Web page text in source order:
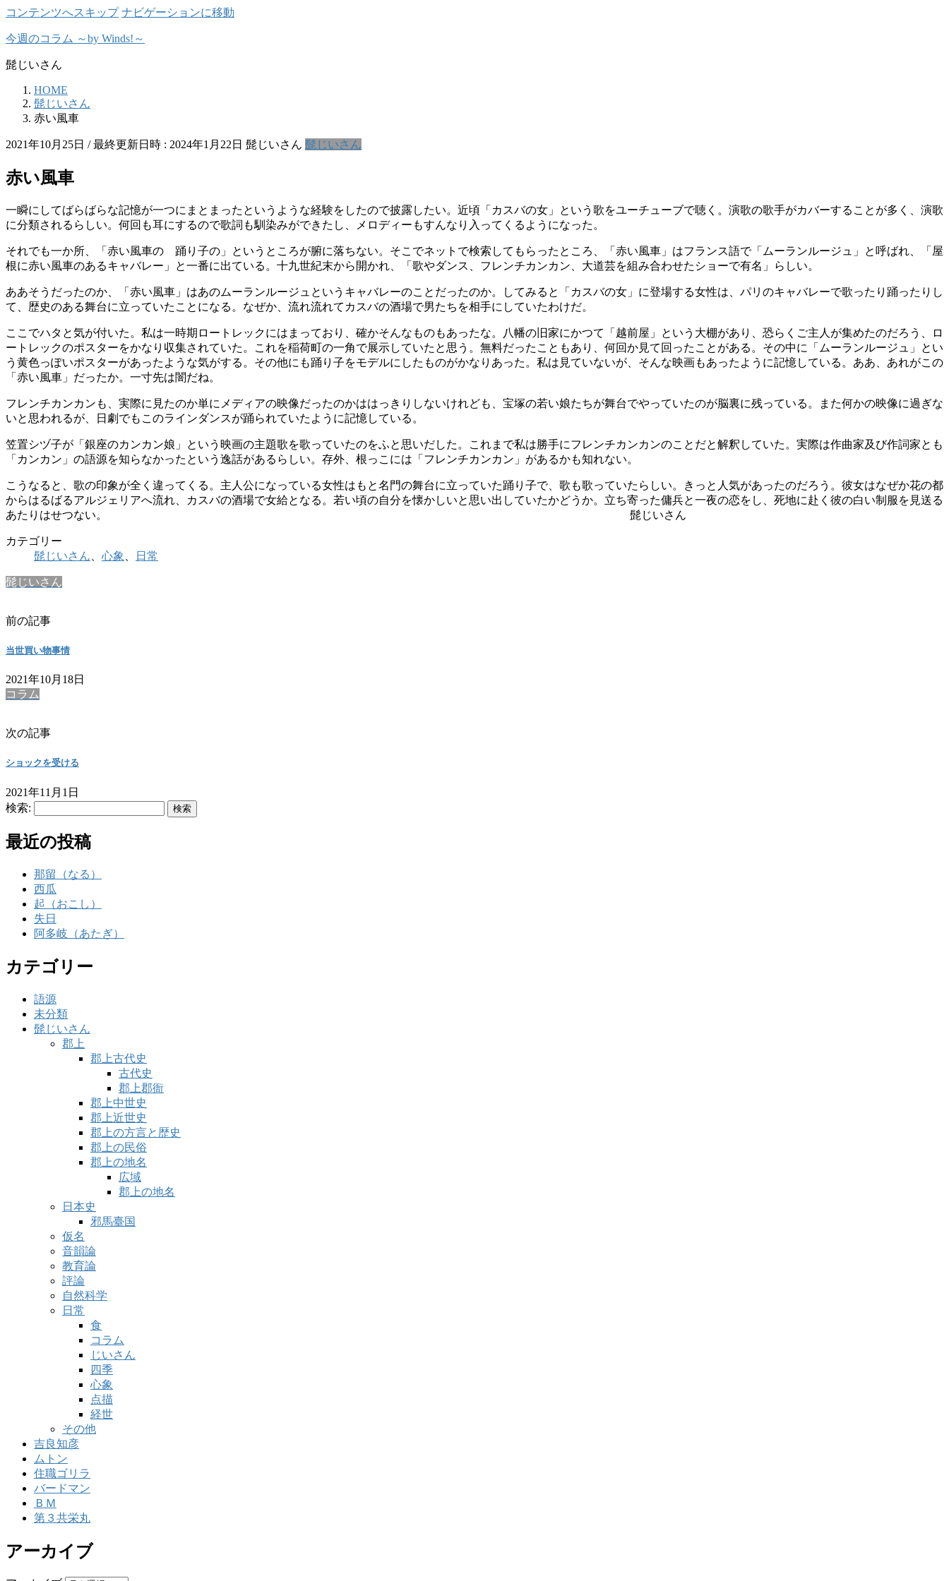
コンテンツへスキップ ナビゲーションに移動
今週のコラム ～by Winds!～
髭じいさん
HOME
髭じいさん
赤い風車
2021年10月25日 / 最終更新日時 : 2024年1月22日 髭じいさん 髭じいさん
赤い風車
一瞬にしてばらばらな記憶が一つにまとまったというような経験をしたので披露したい。近頃「カスバの女」という歌をユーチューブで聴く。演歌の歌手がカバーすることが多く、演歌
に分類されるらしい。何回も耳にするので歌詞も馴染みができたし、メロディーもすんなり入ってくるようになった。
それでも一か所、「赤い風車の 踊り子の」というところが腑に落ちない。そこでネットで検索してもらったところ、「赤い風車」はフランス語で「ムーランルージュ」と呼ばれ、「屋
根に赤い風車のあるキャバレー」と一番に出ている。十九世紀末から開かれ、「歌やダンス、フレンチカンカン、大道芸を組み合わせたショーで有名」らしい。
ああそうだったのか、「赤い風車」はあのムーランルージュというキャバレーのことだったのか。してみると「カスバの女」に登場する女性は、パリのキャバレーで歌ったり踊ったりし
て、歴史のある舞台に立っていたことになる。なぜか、流れ流れてカスバの酒場で男たちを相手にしていたわけだ。
ここでハタと気が付いた。私は一時期ロートレックにはまっており、確かそんなものもあったな。八幡の旧家にかつて「越前屋」という大棚があり、恐らくご主人が集めたのだろう、ロ
ートレックのポスターをかなり収集されていた。これを稲荷町の一角で展示していたと思う。無料だったこともあり、何回か見て回ったことがある。その中に「ムーランルージュ」とい
う黄色っぽいポスターがあったような気がする。その他にも踊り子をモデルにしたものがかなりあった。私は見ていないが、そんな映画もあったように記憶している。ああ、あれがこの
「赤い風車」だったか。一寸先は闇だね。
フレンチカンカンも、実際に見たのか単にメディアの映像だったのかははっきりしないけれども、宝塚の若い娘たちが舞台でやっていたのが脳裏に残っている。また何かの映像に過ぎな
いと思われるが、日劇でもこのラインダンスが踊られていたように記憶している。
笠置シヅ子が「銀座のカンカン娘」という映画の主題歌を歌っていたのをふと思いだした。これまで私は勝手にフレンチカンカンのことだと解釈していた。実際は作曲家及び作詞家とも
「カンカン」の語源を知らなかったという逸話があるらしい。存外、根っこには「フレンチカンカン」があるかも知れない。
こうなると、歌の印象が全く違ってくる。主人公になっている女性はもと名門の舞台に立っていた踊り子で、歌も歌っていたらしい。きっと人気があったのだろう。彼女はなぜか花の都
からはるばるアルジェリアへ流れ、カスバの酒場で女給となる。若い頃の自分を懐かしいと思い出していたかどうか。立ち寄った傭兵と一夜の恋をし、死地に赴く彼の白い制服を見送る
あたりはせつない。 髭じいさん
カテゴリー
髭じいさん
心象 日常
髭じいさん
前の記事
当世買い物事情
2021年10月18日
コラム
次の記事
ショックを受ける
2021年11月1日
検索:
最近の投稿
那留（なる）
西瓜
起（おこし）
失日
阿多岐（あたぎ）
カテゴリー
語源
未分類
髭じいさん
郡上
郡上古代史
古代史
郡上郡衙
郡上中世史
郡上近世史
郡上の方言と歴史
郡上の民俗
郡上の地名
広域
郡上の地名
日本史
邪馬臺国
仮名
音韻論
教育論
評論
自然科学
日常
食
コラム
じいさん
四季
心象
点描
経世
その他
吉良知彦
ムトン
住職ゴリラ
バードマン
ＢＭ
第３共栄丸
アーカイブ